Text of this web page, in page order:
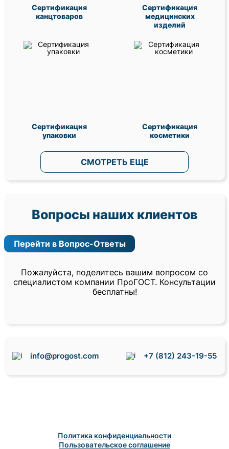
Сертификация
канцтоваров
Сертификация
медицинских
изделий
Сертификация
упаковки
Сертификация
косметики
СМОТРЕТЬ ЕЩЕ
Вопросы наших клиентов
Перейти в Вопрос-Ответы
Пожалуйста, поделитесь вашим вопросом со
специалистом компании ПроГОСТ. Консультации
бесплатны!
info@progost.com +7 (812) 243-19-55
Политика конфиденциальности
Пользовательское соглашение